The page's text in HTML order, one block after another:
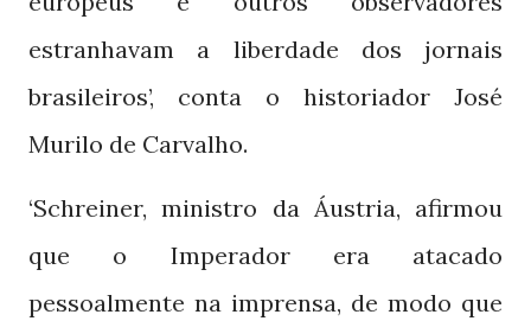
estranhavam a liberdade dos jornais
brasileiros’, conta o historiador José
Murilo de Carvalho.
‘Schreiner, ministro da Áustria, afirmou
que o Imperador era atacado
pessoalmente na imprensa, de modo que